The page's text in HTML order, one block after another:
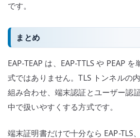
です。
まとめ
EAP-TEAP は、EAP-TTLS や PEAP
式ではありません。TLS トンネルの
組み合わせ、端末認証とユーザー認
中で扱いやすくする方式です。
端末証明書だけで十分なら EAP-TLS